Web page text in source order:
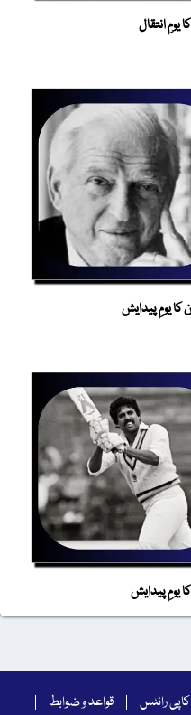
کاپی رائٹس قواعد و ضوابط